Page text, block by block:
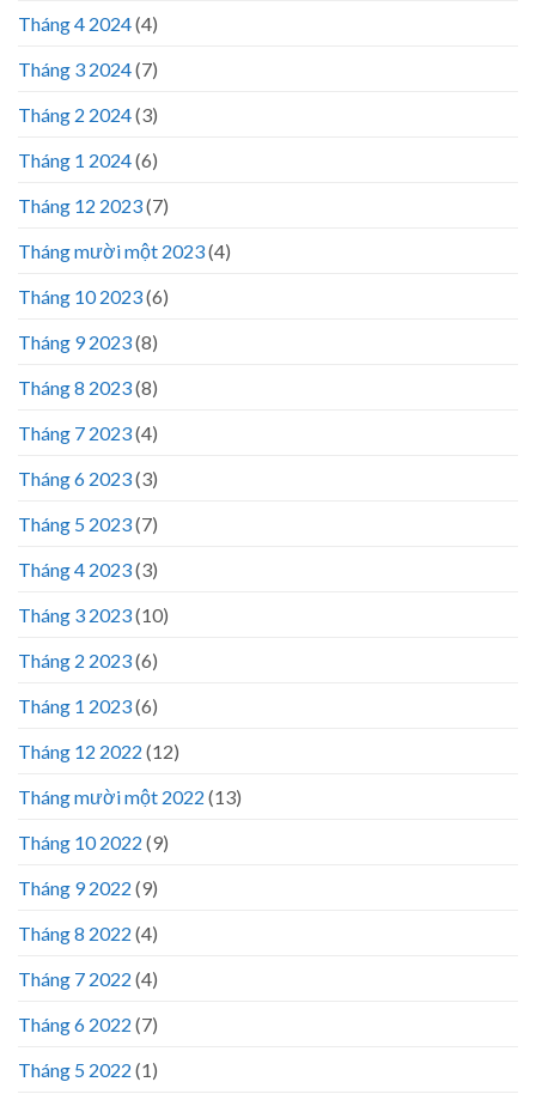
Tháng 4 2024(4)
Tháng 3 2024(7)
Tháng 2 2024(3)
Tháng 1 2024(6)
Tháng 12 2023(7)
Tháng mười một 2023(4)
Tháng 10 2023(6)
Tháng 9 2023(8)
Tháng 8 2023(8)
Tháng 7 2023(4)
Tháng 6 2023(3)
Tháng 5 2023(7)
Tháng 4 2023(3)
Tháng 3 2023(10)
Tháng 2 2023(6)
Tháng 1 2023(6)
Tháng 12 2022 (12)
Tháng mười một 2022 (13)
Tháng 10 2022 (9)
Tháng 9 2022 (9)
Tháng 8 2022 (4)
Tháng 7 2022 (4)
Tháng 6 2022 (7)
Tháng 5 2022 (1)